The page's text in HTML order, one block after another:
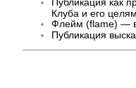
Клуба и его
Флейм (flame) —
Публикация